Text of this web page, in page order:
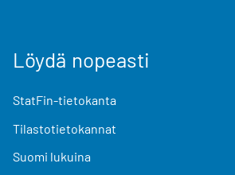
Löydä nopeasti
StatFin-tietokanta
Tilastotietokannat
Suomi lukuina